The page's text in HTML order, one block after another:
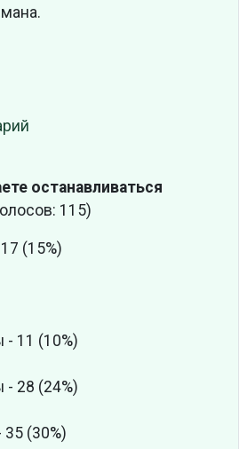
останавливаться
115)
(15%)
- 11 (10%)
- 28 (24%)
35 (30%)